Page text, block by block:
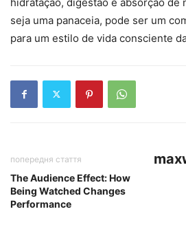
seja uma panaceia, pode ser um
para um estilo de vida consciente
попередня стаття
The Audience Effect: How
Being Watched Changes
Performance